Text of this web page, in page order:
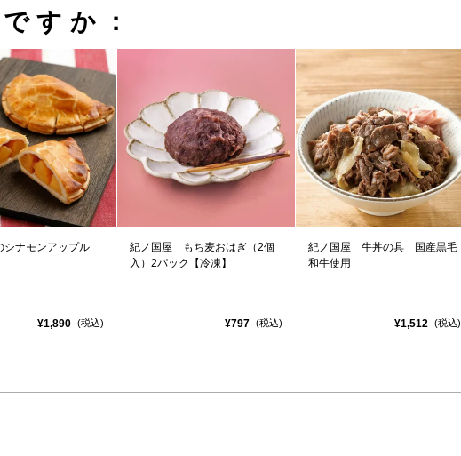
すか：
シナモンアップル
¥1,890 (税込)
紀ノ国屋 もち麦おはぎ（2個
入）2パック【冷凍】
¥797 (税込)
紀ノ国屋 牛丼の具 国産黒毛
和牛使用
¥1,512 (税込)